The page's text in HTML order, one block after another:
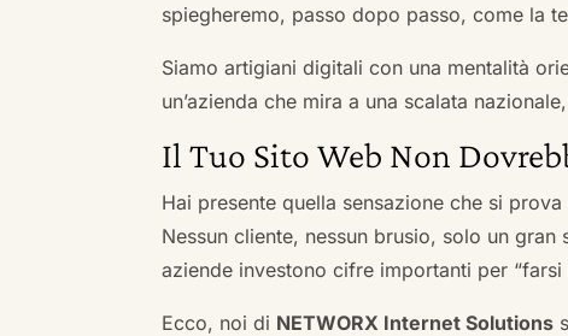
spiegheremo, passo dopo passo, come la
Siamo artigiani digitali con una mentalità
un’azienda che mira a una scalata
Il Tuo Sito Web Non
Hai presente quella sensazione che si
Nessun cliente, nessun brusio, solo un
aziende investono cifre importanti per
Ecco, noi di NETWORX Internet Solutions